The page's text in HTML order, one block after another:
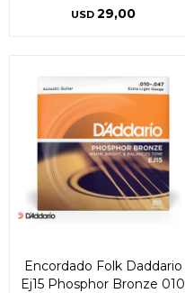
USD 29,00
Encordado Folk Daddario
Ej15 Phosphor Bronze 010